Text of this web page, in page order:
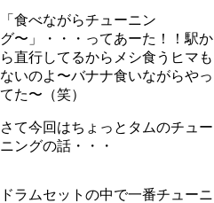
「食べながらチューニン
グ〜」・・・ってあーた！！駅か
ら直行してるからメシ食うヒマも
ないのよ〜バナナ食いながらやっ
てた〜（笑）
さて今回はちょっとタムのチュー
ニングの話・・・
ドラムセットの中で一番チューニ